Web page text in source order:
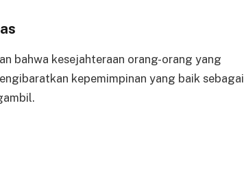
bahwa kesejahteraan orang-orang yang
kepemimpinan yang baik sebagai